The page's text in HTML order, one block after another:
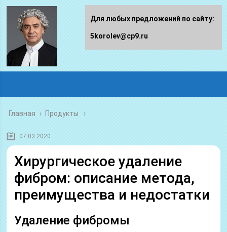
Главная › Продукты
07.03.2020
Хирургическое удаление
фибром: описание метода,
преимущества и недостатки
Удаление фибромы
Для любых предложений по сайту:
5korolev@cp9.ru